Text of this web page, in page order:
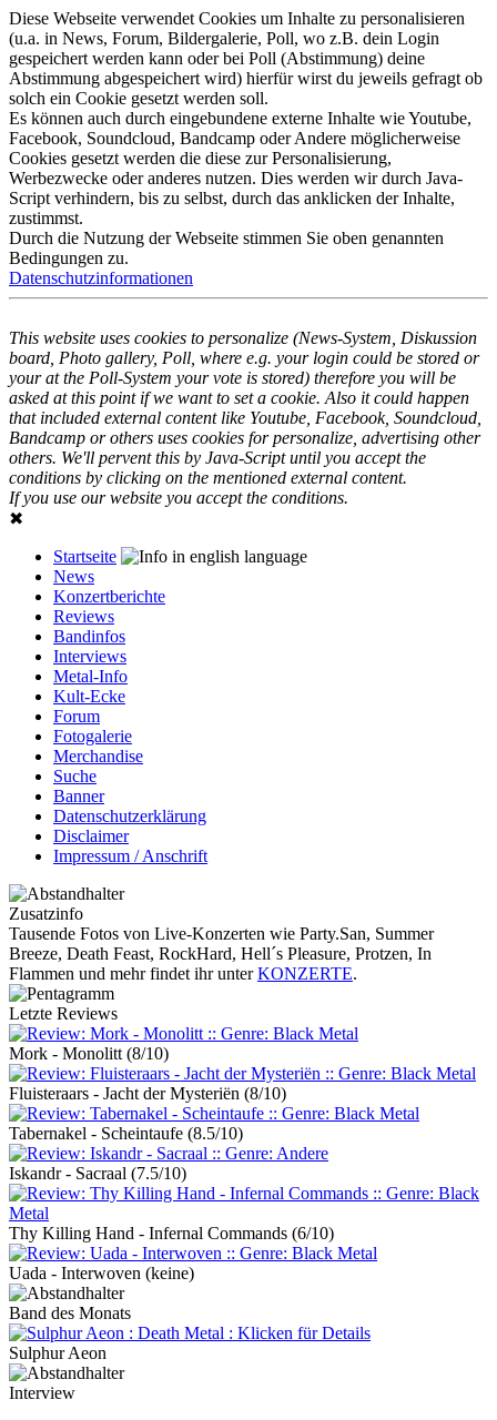
Diese Webseite verwendet Cookies um Inhalte zu personalisieren
(u.a. in News, Forum, Bildergalerie, Poll, wo z.B. dein Login
gespeichert werden kann oder bei Poll (Abstimmung) deine
Abstimmung abgespeichert wird) hierfür wirst du jeweils gefragt ob
solch ein Cookie gesetzt werden soll.
Es können auch durch eingebundene externe Inhalte wie Youtube,
Facebook, Soundcloud, Bandcamp oder Andere möglicherweise
Cookies gesetzt werden die diese zur Personalisierung,
Werbezwecke oder anderes nutzen. Dies werden wir durch Java-
Script verhindern, bis zu selbst, durch das anklicken der Inhalte,
zustimmst.
Durch die Nutzung der Webseite stimmen Sie oben genannten
Bedingungen zu.
Datenschutzinformationen
This website uses cookies to personalize (News-System, Diskussion
board, Photo gallery, Poll, where e.g. your login could be stored or
your at the Poll-System your vote is stored) therefore you will be
asked at this point if we want to set a cookie. Also it could happen
that included external content like Youtube, Facebook, Soundcloud,
Bandcamp or others uses cookies for personalize, advertising other
others. We'll pervent this by Java-Script until you accept the
conditions by clicking on the mentioned external content.
If you use our website you accept the conditions.
✖
Startseite
News
Konzertberichte
Reviews
Bandinfos
Interviews
Metal-Info
Kult-Ecke
Forum
Fotogalerie
Merchandise
Suche
Banner
Datenschutzerklärung
Disclaimer
Impressum / Anschrift
Zusatzinfo
Tausende Fotos von Live-Konzerten wie Party.San, Summer
Breeze, Death Feast, RockHard, Hell´s Pleasure, Protzen, In
Flammen und mehr findet ihr unterKONZERTE.
Letzte Reviews
Mork - Monolitt (8/10)
Fluisteraars - Jacht der Mysteriën (8/10)
Tabernakel - Scheintaufe (8.5/10)
Iskandr - Sacraal (7.5/10)
Thy Killing Hand - Infernal Commands (6/10)
Uada - Interwoven (keine)
Band des Monats
Sulphur Aeon
Interview